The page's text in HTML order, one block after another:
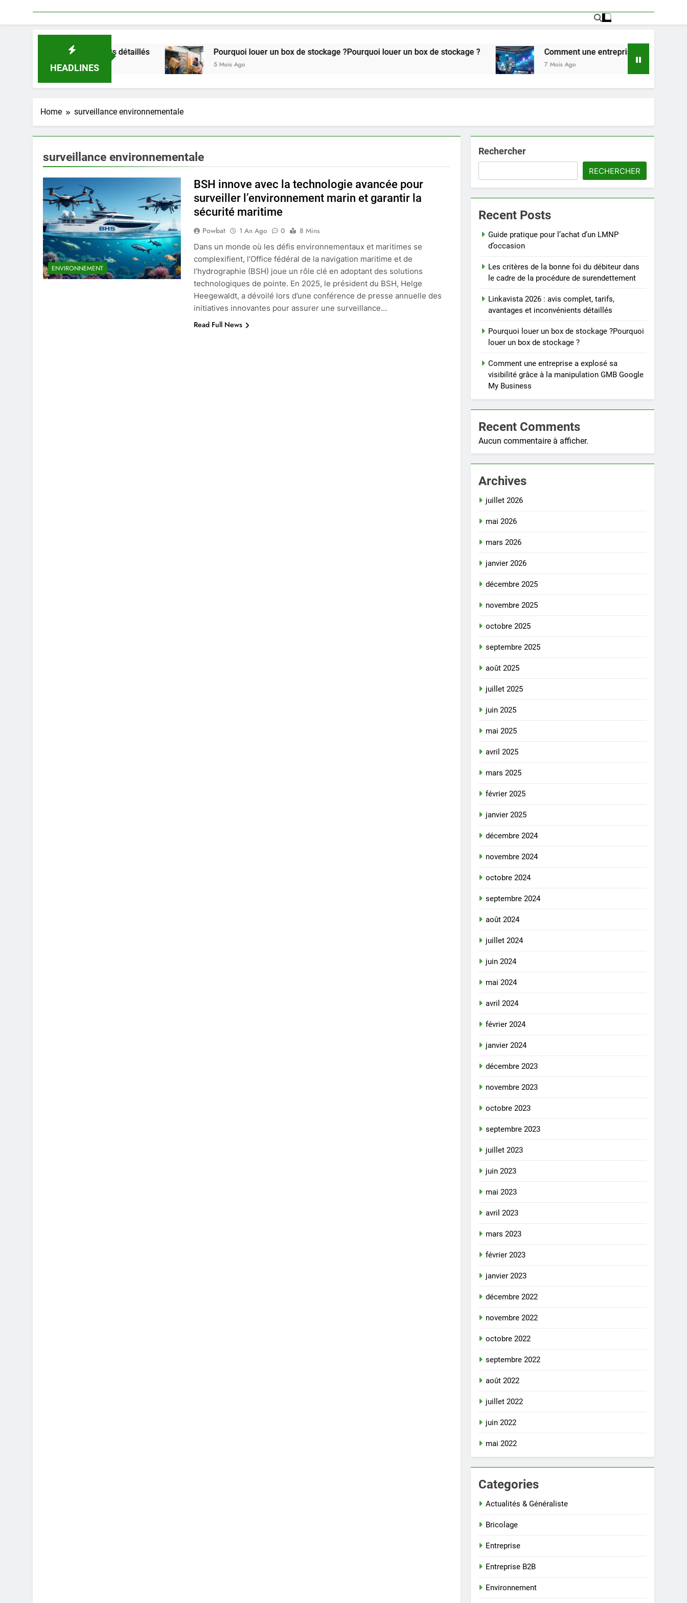
HEADLINES
et inconvénients détaillés Pourquoi louer un box de stockage ?Pourquoi louer un box de stockage ?
5 Mois Ago
Comment une entreprise a explosé sa visibilité
7 Mois Ago
Home surveillance environnementale
surveillance environnementale
ENVIRONNEMENT
BSH innove avec la technologie avancée pour
surveiller l’environnement marin et garantir la
sécurité maritime
Powbat 1 An Ago 0
8 Mins
Dans un monde où les défis environnementaux et maritimes se
complexifient, l’Office fédéral de la navigation maritime et de
l’hydrographie (BSH) joue un rôle clé en adoptant des solutions
technologiques de pointe. En 2025, le président du BSH, Helge
Heegewaldt, a dévoilé lors d’une conférence de presse annuelle des
initiatives innovantes pour assurer une surveillance…
Read Full News
Rechercher
RECHERCHER
Recent Posts
Guide pratique pour l’achat d’un LMNP
d’occasion
Les critères de la bonne foi du débiteur dans
le cadre de la procédure de surendettement
Linkavista 2026 : avis complet, tarifs,
avantages et inconvénients détaillés
Pourquoi louer un box de stockage ?Pourquoi
louer un box de stockage ?
Comment une entreprise a explosé sa
visibilité grâce à la manipulation GMB Google
My Business
Recent Comments
Aucun commentaire à afficher.
Archives
juillet 2026
mai 2026
mars 2026
janvier 2026
décembre 2025
novembre 2025
octobre 2025
septembre 2025
août 2025
juillet 2025
juin 2025
mai 2025
avril 2025
mars 2025
février 2025
janvier 2025
décembre 2024
novembre 2024
octobre 2024
septembre 2024
août 2024
juillet 2024
juin 2024
mai 2024
avril 2024
février 2024
janvier 2024
décembre 2023
novembre 2023
octobre 2023
septembre 2023
juillet 2023
juin 2023
mai 2023
avril 2023
mars 2023
février 2023
janvier 2023
décembre 2022
novembre 2022
octobre 2022
septembre 2022
août 2022
juillet 2022
juin 2022
mai 2022
Categories
Actualités & Généraliste
Bricolage
Entreprise
Entreprise B2B
Environnement